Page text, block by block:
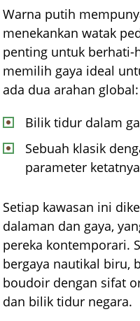
Warna putih
menekankan watak
penting untuk berhati-
memilih gaya ideal
ada dua arahan global:
Bilik tidur dalam
Sebuah klasik
parameter
Setiap kawasan ini
dalaman dan gaya,
pereka kontemporari.
bergaya nautikal biru,
boudoir dengan sifat
dan bilik tidur negara.